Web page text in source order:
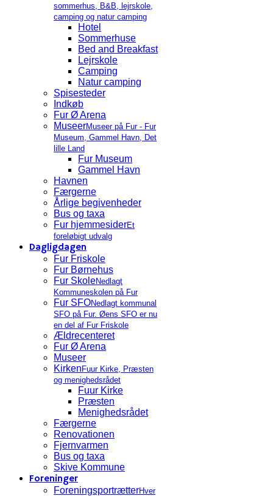
sommerhus, B&B, lejrskole,
camping og natur camping
Hotel
Sommerhuse
Bed and Breakfast
Lejrskole
Camping
Natur camping
Spisesteder
Indkøb
Fur Ø Arena
MuseerMuseer på Fur - Fur
Museum, Gammel Havn, Det
lille Land
Fur Museum
Gammel Havn
Havnen
Færgerne
Årlige begivenheder
Bus og taxa
Fur hjemmesiderEt
foreløbigt udvalg
Dagligdagen
Fur Friskole
Fur Børnehus
Fur SkoleNedlagt
Kommuneskolen på Fur
Fur SFONedlagt kommunal
SFO på Fur. Øens SFO er nu
en del af Fur Friskole
Ældrecenteret
Fur Ø Arena
Museer
Kirken Fuur Kirke, Præsten
og menighedsrådet
Fuur Kirke
Præsten
Menighedsrådet
Færgerne
Renovationen
Fjernvarmen
Bus og taxa
Skive Kommune
Foreninger
ForeningsportrætterHver